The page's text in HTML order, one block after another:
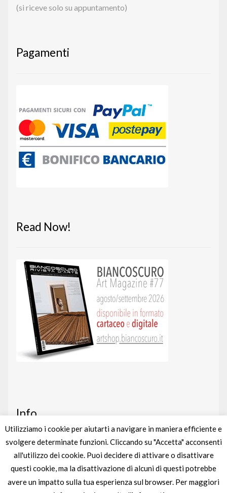
(si riceve solo su appuntamento)
Pagamenti
Read Now!
Info
Art shop nato da un’idea diBIANCOSCURO
Gestito completamente daliberementi
Partita IVA IT04895880963
Utilizziamo i cookie per aiutarti a navigare in maniera efficiente e
svolgere determinate funzioni. Cliccando su "Accetta" acconsenti
all'utilizzo dei cookie. Puoi decidere di attivare o disattivare
questi cookie, ma la disattivazione di alcuni di questi potrebbe
avere un impatto sulla tua esperienza sul browser. Per maggiori